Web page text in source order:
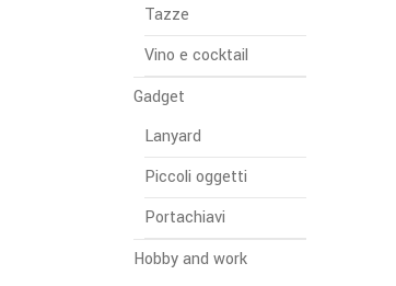
Tazze
Vino e cocktail
Gadget
Lanyard
Piccoli oggetti
Portachiavi
Hobby and work